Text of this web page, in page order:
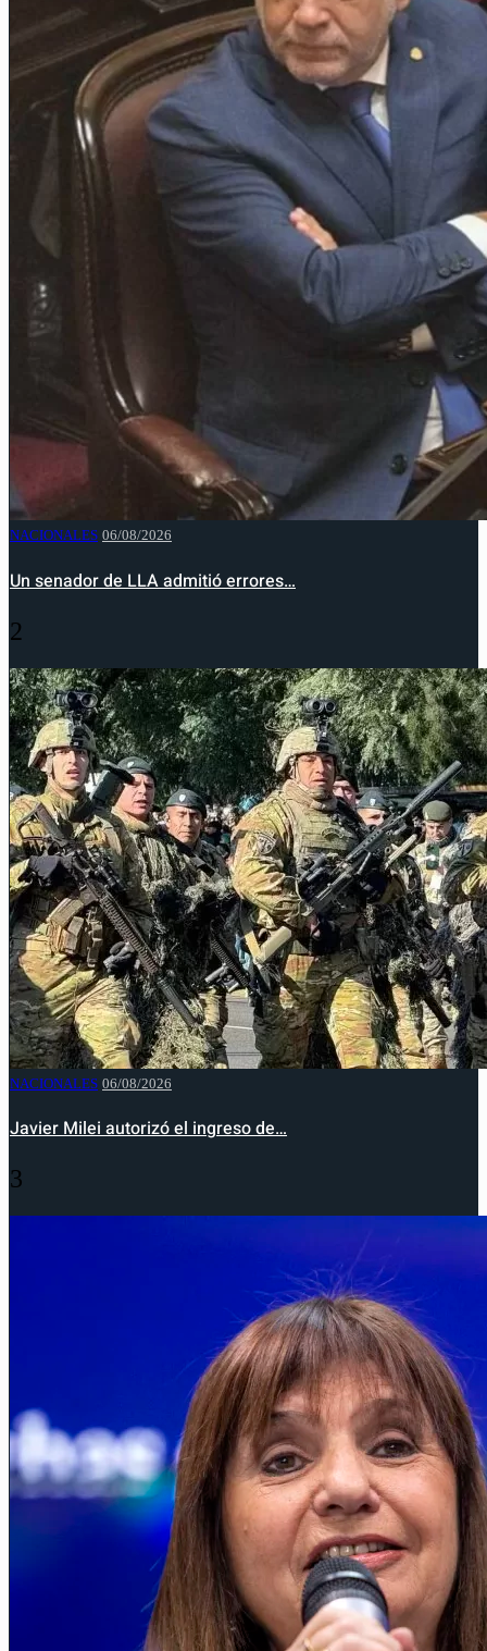
NACIONALES 06/08/2026
Un senador de LLA admitió errores…
2
NACIONALES 06/08/2026
Javier Milei autorizó el ingreso de…
3